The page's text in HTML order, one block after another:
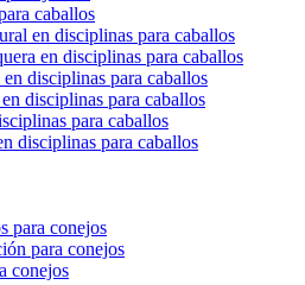
caballos
en disciplinas para caballos
en disciplinas para caballos
disciplinas para caballos
disciplinas para caballos
para caballos
disciplinas para caballos
para conejos
para conejos
conejos